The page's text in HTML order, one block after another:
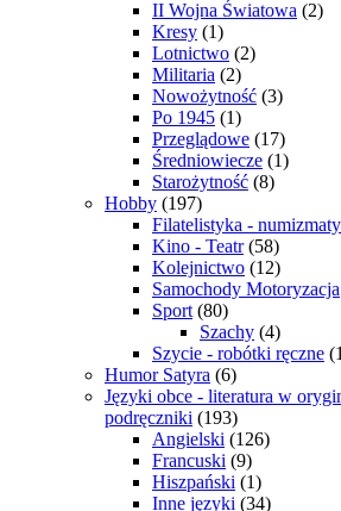
II Wojna Światowa (2)
Kresy (1)
Lotnictwo (2)
Militaria (2)
Nowożytność (3)
Po 1945 (1)
Przeglądowe (17)
Średniowiecze (1)
Starożytność (8)
Hobby (197)
Filatelistyka -
Kino - Teatr (58)
Kolejnictwo (12)
Samochody Motoryzacja
Sport (80)
Szachy (4)
Szycie - robótki ręczne
Humor Satyra (6)
Języki obce - literatura w
podręczniki (193)
Angielski (126)
Francuski (9)
Hiszpański (1)
Inne języki (34)